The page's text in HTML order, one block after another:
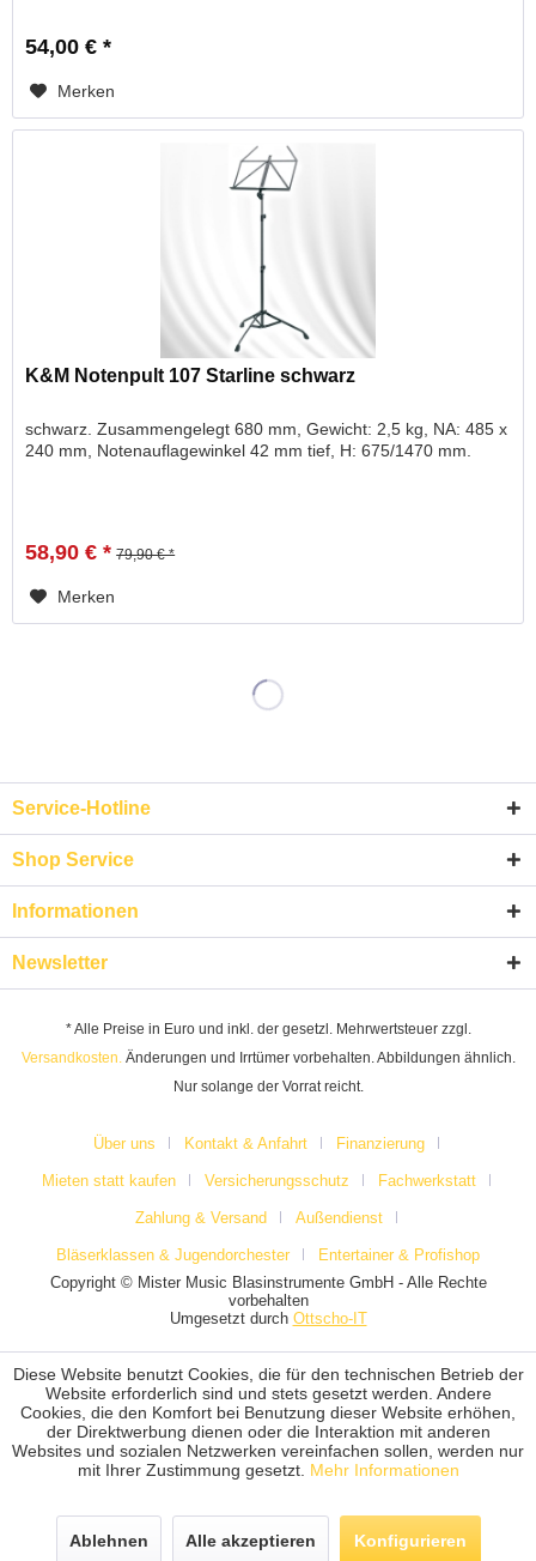
54,00 € *
Merken
K&M Notenpult 107 Starline schwarz
schwarz. Zusammengelegt 680 mm, Gewicht: 2,5 kg, NA: 485 x
240 mm, Notenauflagewinkel 42 mm tief, H: 675/1470 mm.
58,90 € * 79,90 € *
Merken
Service-Hotline
Shop Service
Informationen
Newsletter
* Alle Preise in Euro und inkl. der gesetzl. Mehrwertsteuer zzgl.
Versandkosten.Änderungen und Irrtümer vorbehalten. Abbildungen ähnlich.
Nur solange der Vorrat reicht.
Über uns Kontakt & Anfahrt Finanzierung
Mieten statt kaufen Versicherungsschutz Fachwerkstatt
Zahlung & Versand Außendienst
Bläserklassen & Jugendorchester
Entertainer & Profishop
Copyright © Mister Music Blasinstrumente GmbH - Alle Rechte
vorbehalten
Umgesetzt durch Ottscho-IT
Diese Website benutzt Cookies, die für den technischen Betrieb der
Website erforderlich sind und stets gesetzt werden. Andere
Cookies, die den Komfort bei Benutzung dieser Website erhöhen,
der Direktwerbung dienen oder die Interaktion mit anderen
Websites und sozialen Netzwerken vereinfachen sollen, werden nur
mit Ihrer Zustimmung gesetzt. Mehr Informationen
Ablehnen Alle akzeptieren Konfigurieren